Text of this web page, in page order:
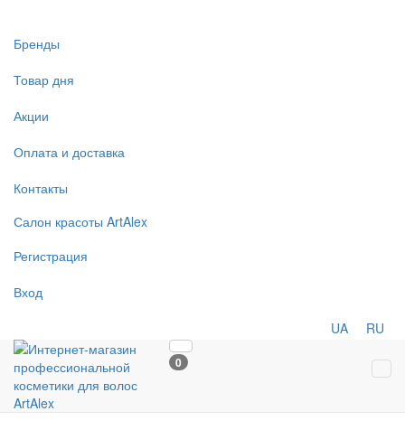
Бренды
Товар дня
Акции
Оплата и доставка
Контакты
Салон красоты ArtAlex
Регистрация
Вход
UA RU
0